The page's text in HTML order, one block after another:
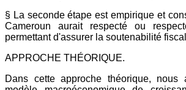
§ La seconde étape est empirique et
Cameroun aurait respecté ou
permettant d'assurer la soutenabilité
APPROCHE THÉORIQUE.
Dans cette approche théorique, nous